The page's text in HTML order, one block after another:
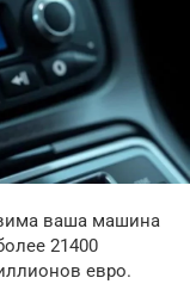
ваша машина
21400
евро.